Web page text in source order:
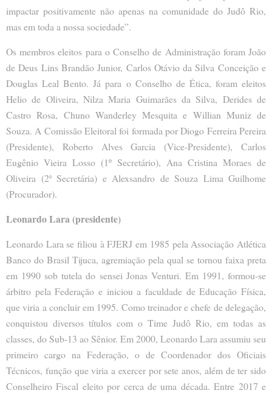
impactar positivamente não apenas na comunidade do Judô Rio,
mas em toda a nossa sociedade”.
Os membros eleitos para o Conselho de Administração foram João
de Deus Lins Brandão Junior, Carlos Otávio da Silva Conceição e
Douglas Leal Bento. Já para o Conselho de Ética, foram eleitos
Helio de Oliveira, Nilza Maria Guimarães da Silva, Derides de
Castro Rosa, Chuno Wanderley Mesquita e Willian Muniz de
Souza. A Comissão Eleitoral foi formada por Diogo Ferreira Pereira
(Presidente), Roberto Alves Garcia (Vice-Presidente), Carlos
Eugênio Vieira Losso (1º Secretário), Ana Cristina Moraes de
Oliveira (2ª Secretária) e Alexsandro de Souza Lima Guilhome
(Procurador).
Leonardo Lara (presidente)
Leonardo Lara se filiou à FJERJ em 1985 pela Associação Atlética
Banco do Brasil Tijuca, agremiação pela qual se tornou faixa preta
em 1990 sob tutela do sensei Jonas Venturi. Em 1991, formou-se
árbitro pela Federação e iniciou a faculdade de Educação Física,
que viria a concluir em 1995. Como treinador e chefe de delegação,
conquistou diversos títulos com o Time Judô Rio, em todas as
classes, do Sub-13 ao Sênior. Em 2000, Leonardo Lara assumiu seu
primeiro cargo na Federação, o de Coordenador dos Oficiais
Técnicos, função que viria a exercer por sete anos, além de ter sido
Conselheiro Fiscal eleito por cerca de uma década. Entre 2017 e